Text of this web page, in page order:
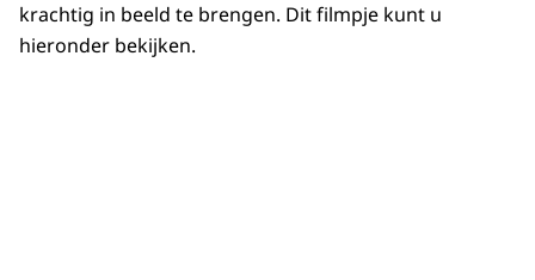
krachtig in beeld te brengen. Dit filmpje kunt u
hieronder bekijken.